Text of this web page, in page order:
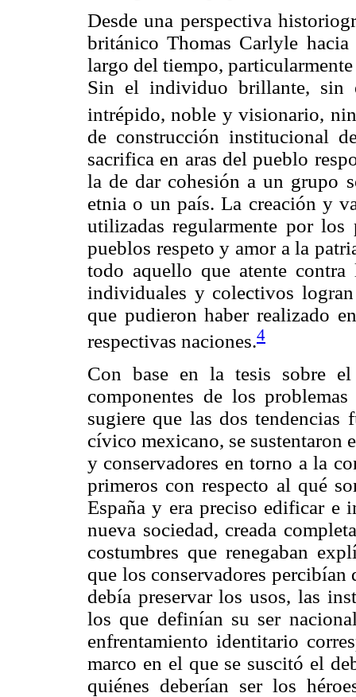
Desde una perspectiva
británico Thomas Carlyle
largo del tiempo,
Sin el individuo brillante,
intrépido, noble y visionario,
de construcción institucional
sacrifica en aras del pueblo
la de dar cohesión a un grupo
etnia o un país. La creación y
utilizadas regularmente por los
pueblos respeto y amor a la
todo aquello que atente
individuales y colectivos
que pudieron haber realizado
respectivas naciones.4
Con base en la tesis sobre
componentes de los
sugiere que las dos tendencias
cívico mexicano, se sustentaron
y conservadores en torno a la
primeros con respecto al qué
España y era preciso edificar e
nueva sociedad, creada
costumbres que renegaban
que los conservadores
debía preservar los usos, las
los que definían su ser
enfrentamiento identitario
marco en el que se suscitó el
quiénes deberían ser los